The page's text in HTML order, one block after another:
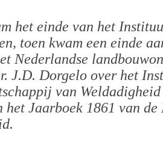
het einde van het
toen kwam een einde
Nederlandse
J.D. Dorgelo over het
van
het Jaarboek 1861 van